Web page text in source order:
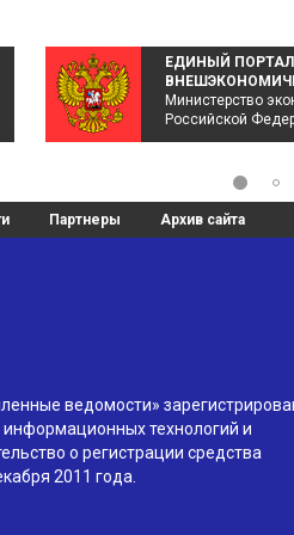
ЕДИНЫЙ ПОРТАЛ
Министерство
Российской
Партнеры Архив сайта
ведомости»
технологий и
о регистрации средства
2011 года.